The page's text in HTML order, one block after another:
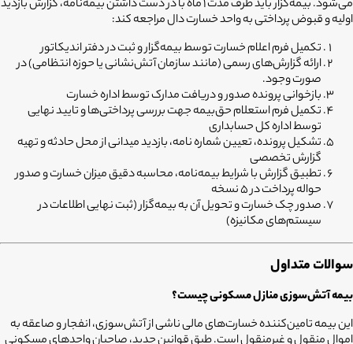
می‌شود. بیمه‌گزار باید ظرف مدت 1 ماه با در دست داشتن بیمه‌نامه، گزارش بازدید
اولیه و قبوض پرداختی به واحد خسارت دال مراجعه کند:
تکمیل فرم اعلام خسارت توسط بیمه‌گزار و ثبت در دفتر اندیکاتور
ارائه گزارش‌های رسمی (مانند سازمان آتش‌نشانی یا حوزه انتظامی) در
صورت وجود.
بازخوانی پرونده صدور و دریافت مدارک توسط اداره خسارت
تکمیل فرم استعلام حق‌بیمه جهت بررسی پرداختی‌ها و تایید نهایی
توسط اداره کل حسابداری
تشکیل پرونده، تعیین شماره نامه، بازدید میدانی از محل حادثه و تهیه
گزارش تخصصی
تطبیق گزارش با شرایط بیمه‌نامه، محاسبه دقیق میزان خسارت و صدور
حواله پرداخت در 5 نسخه
صدور چک خسارت و تحویل آن به بیمه‌گزار (ثبت نهایی اطلاعات در
سیستم‌های مکانیزه)
سوالات متداول
بیمه آتش‌سوزی منازل مسکونی چیست؟
این بیمه تامین‌کننده خسارت‌های مالی ناشی از آتش‌سوزی، انفجار و صاعقه به